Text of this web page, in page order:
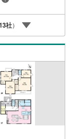
から必要になる
イミング】で不安
社）